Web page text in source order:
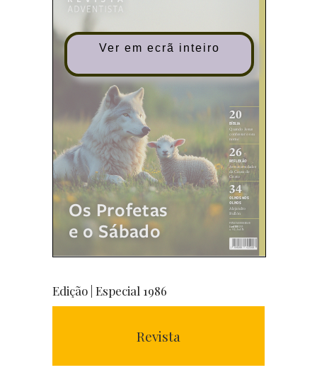
Ver em ecrã inteiro
Edição | Especial 1986
Revista